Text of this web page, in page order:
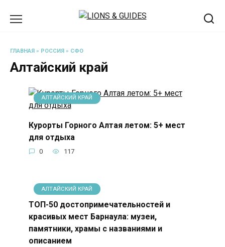
ГЛАВНАЯ » РОССИЯ » СФО
Алтайский край
АЛТАЙСКИЙ КРАЙ
Курорты Горного Алтая летом: 5+ мест
для отдыха
0 117
АЛТАЙСКИЙ КРАЙ
ТОП-50 достопримечательностей и
красивых мест Барнаула: музеи,
памятники, храмы с названиями и
описанием